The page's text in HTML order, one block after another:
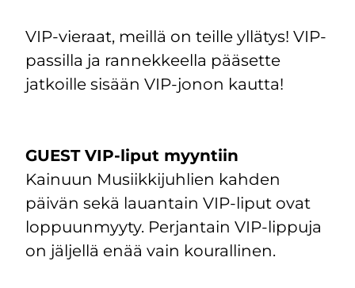
VIP-vieraat, meillä on teille yllätys! VIP-
passilla ja rannekkeella pääsette
jatkoille sisään VIP-jonon kautta!
GUEST VIP-liput myyntiin
Kainuun Musiikkijuhlien kahden
päivän sekä lauantain VIP-liput ovat
loppuunmyyty. Perjantain VIP-lippuja
on jäljellä enää vain kourallinen.